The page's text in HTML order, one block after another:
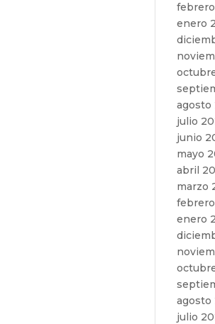
enero
agosto
julio
junio
mayo
abril
marzo
enero
agosto
julio